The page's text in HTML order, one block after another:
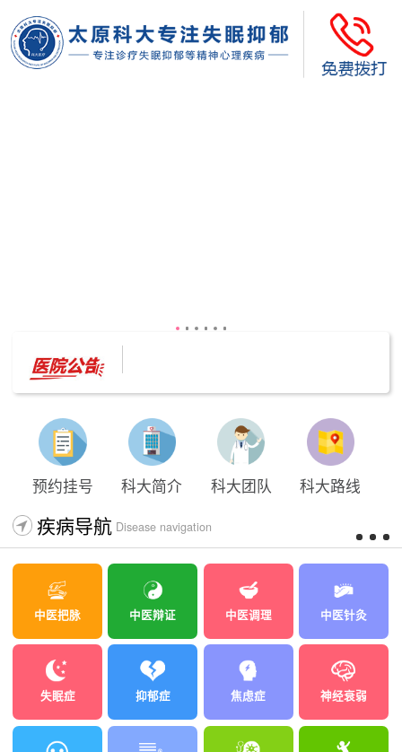
太原科大开展心理沙盘团体体验系列公益活动
预约挂号 科大简介 科大团队 科大路线
疾病导航 Disease navigation
中医把脉 中医辩证 中医调理 中医针灸
失眠症 抑郁症 焦虑症 神经衰弱